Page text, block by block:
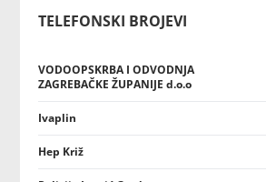
TELEFONSKI BROJEVI
VODOOPSKRBA I ODVODNJA
ZAGREBAČKE ŽUPANIJE d.o.o
Ivaplin
Hep Križ